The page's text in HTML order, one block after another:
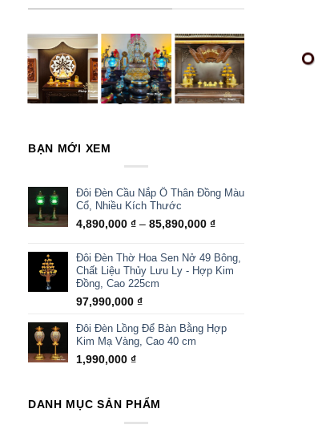
BẠN MỚI XEM
Đôi Đèn Cầu Nắp Ô Thân Đồng Màu
Cổ, Nhiều Kích Thước
4,890,000 ₫ – 85,890,000 ₫Khoảng
từ
4,890,000 ₫
Đôi Đèn Thờ Hoa Sen Nở 49 Bông,
Chất Liệu Thủy Lưu Ly - Hợp Kim
Đồng, Cao 225cm
97,990,000 ₫
Đôi Đèn Lồng Để Bàn Bằng Hợp
Kim Mạ Vàng, Cao 40 cm
1,990,000 ₫
DANH MỤC SẢN PHẨM